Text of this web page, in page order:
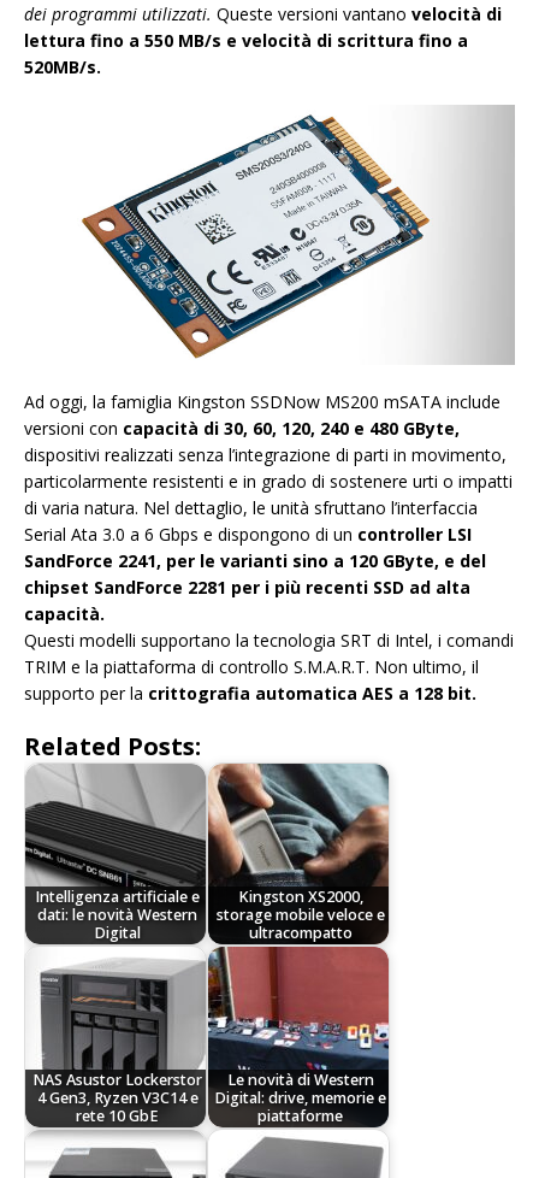
dei programmi utilizzati. Queste versioni vantano velocità di
lettura fino a 550 MB/s e velocità di scrittura fino a
520MB/s.
Ad oggi, la famiglia Kingston SSDNow MS200 mSATA include
versioni con capacità di 30, 60, 120, 240 e 480 GByte,
dispositivi realizzati senza l’integrazione di parti in movimento,
particolarmente resistenti e in grado di sostenere urti o impatti
di varia natura. Nel dettaglio, le unità sfruttano l’interfaccia
Serial Ata 3.0 a 6 Gbps e dispongono di un controller LSI
SandForce 2241, per le varianti sino a 120 GByte, e del
chipset SandForce 2281 per i più recenti SSD ad alta
capacità.
Questi modelli supportano la tecnologia SRT di Intel, i comandi
TRIM e la piattaforma di controllo S.M.A.R.T. Non ultimo, il
supporto per la crittografia automatica AES a 128 bit.
Related Posts:
Intelligenza artificiale e
dati: le novità Western
Digital
Kingston XS2000,
storage mobile veloce e
ultracompatto
NAS Asustor Lockerstor
4 Gen3, Ryzen V3C14 e
rete 10 GbE
Le novità di Western
Digital: drive, memorie e
piattaforme